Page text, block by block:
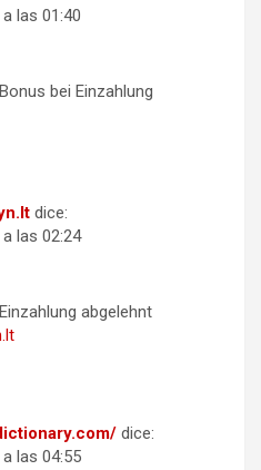
las 01:40
bei Einzahlung
dice:
las 02:24
abgelehnt
dice:
las 04:55